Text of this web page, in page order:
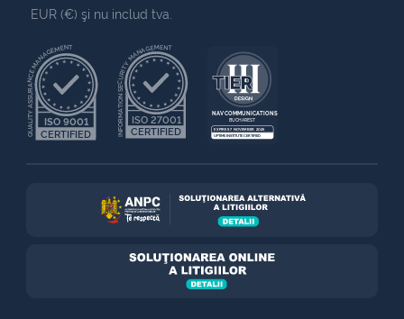
EUR (€) şi nu includ tva.
ISO 9001
QUALITY ASSURANCE MANAGEMENT
CERTIFIED
ISO 27001
INFORMATION SECURITY MANAGEMENT
CERTIFIED
NAV COMMUNICATIONS
BUCHAREST
EXPIRES 7 NOVEMBER 2025
UPTIME INSTITUTE CERTIFIED